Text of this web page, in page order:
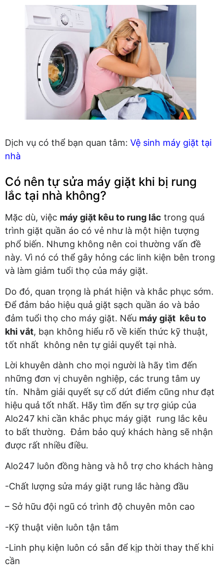
Dịch vụ có thể bạn quan tâm: Vệ sinh máy giặt tại
nhà
Có nên tự sửa máy giặt khi bị rung
lắc tại nhà không?
Mặc dù, việc máy giặt kêu to rung lắc trong quá
trình giặt quần áo có vẻ như là một hiện tượng
phổ biến. Nhưng không nên coi thường vấn đề
này. Vì nó có thể gây hỏng các linh kiện bên trong
và làm giảm tuổi thọ của máy giặt.
Do đó, quan trọng là phát hiện và khắc phục sớm.
Để đảm bảo hiệu quả giặt sạch quần áo và bảo
đảm tuổi thọ cho máy giặt. Nếu máy giặt kêu to
khi vắt, bạn không hiểu rõ về kiến thức kỹ thuật,
tốt nhất không nên tự giải quyết tại nhà.
Lời khuyên dành cho mọi người là hãy tìm đến
những đơn vị chuyên nghiệp, các trung tâm uy
tín. Nhằm giải quyết sự cố dứt điểm cũng như đạt
hiệu quả tốt nhất. Hãy tìm đến sự trợ giúp của
Alo247 khi cần khắc phục máy giặt rung lắc kêu
to bất thường. Đảm bảo quý khách hàng sẽ nhận
được rất nhiều điều.
Alo247 luôn đồng hàng và hỗ trợ cho khách hàng
-Chất lượng sửa máy giặt rung lắc hàng đầu
– Sở hữu đội ngũ có trình độ chuyên môn cao
-Kỹ thuật viên luôn tận tâm
-Linh phụ kiện luôn có sẵn để kịp thời thay thế khi
cần